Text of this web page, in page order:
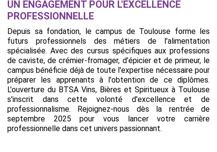
UN ENGAGEMENT POUR L'EXCELLENCE
PROFESSIONNELLE
Depuis sa fondation, le campus de Toulouse forme les
futurs professionnels des métiers de l'alimentation
spécialisée. Avec des cursus spécifiques aux professions
de caviste, de crémier-fromager, d'épicier et de primeur, le
campus bénéficie déjà de toute l'expertise nécessaire pour
préparer les apprenants à l'obtention de ce diplômes.
L'ouverture du BTSA Vins, Bières et Spiritueux à Toulouse
s'inscrit dans cette volonté d'excellence et de
professionnalisme. Rejoignez-nous dès la rentrée de
septembre 2025 pour vous lancer votre carrière
professionnelle dans cet univers passionnant.